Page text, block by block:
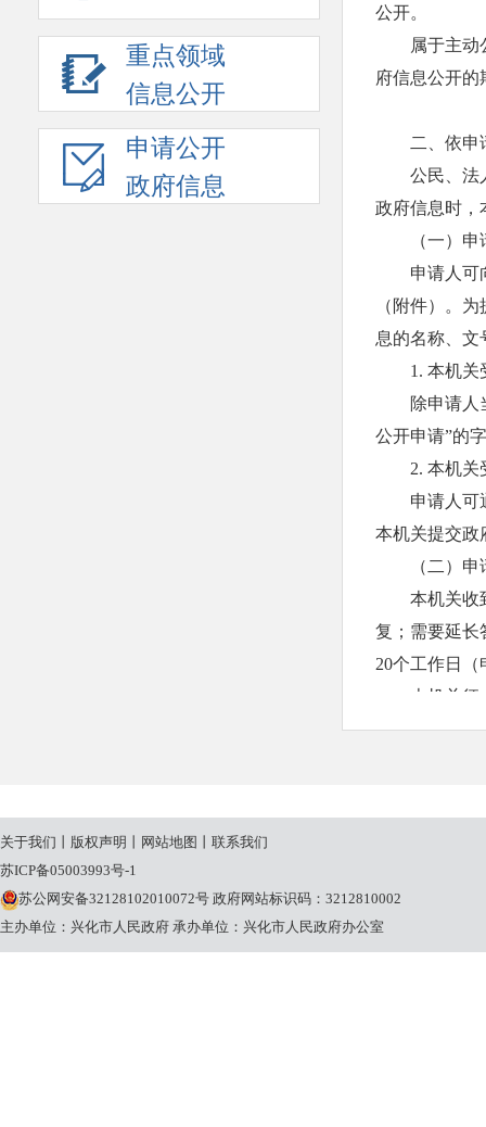
重点领域
信息公开
申请公开
政府信息
公开。
属于主动
府信息公开
二、依申
公民、法
政府信息时，
（一）
申请人可
（附件）。
息的名称、文
1. 本机
除申请人
公开申请”的
2. 本机
申请人可
本机关提交政
（二）
本机关收
复；需要延长
20个工作日
本机关
申请人申
关将按照《国
定收取信息处
关于我们 版权声明 网站地图
联系我们
苏ICP备05003993号-1
苏公网安备32128102010072号 政府网站标识码：3212810002
主办单位：兴化市人民政府 承办单位：兴化市人民政府办公室